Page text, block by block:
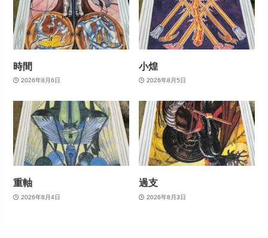
時間
2026年8月6日
小煌
2026年8月5日
重軸
2026年8月4日
過支
2026年8月3日